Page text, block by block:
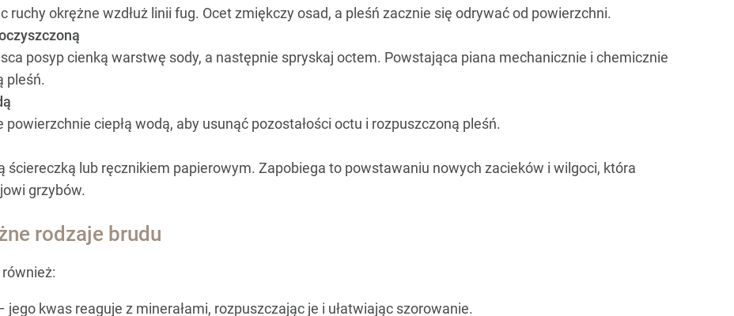
ruchy okrężne wzdłuż linii fug. Ocet zmiękczy osad, a pleśń zacznie się odrywać od powierzchni.
posyp cienką warstwę sody, a następnie spryskaj octem. Powstająca piana mechanicznie i chemicznie
pleśń.
powierzchnie ciepłą wodą, aby usunąć pozostałości octu i rozpuszczoną pleśń.
ściereczką lub ręcznikiem papierowym. Zapobiega to powstawaniu nowych zacieków i wilgoci, która
grzybów.
rodzaje brudu
jego kwas reaguje z minerałami, rozpuszczając je i ułatwiając szorowanie.